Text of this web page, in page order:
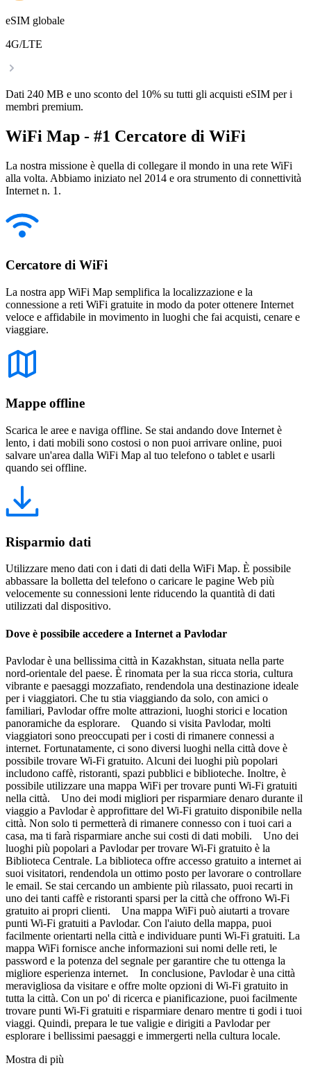
eSIM globale
4G/LTE
Dati 240 MB e uno sconto del 10% su tutti gli acquisti eSIM per i
membri premium.
WiFi Map - #1 Cercatore di WiFi
La nostra missione è quella di collegare il mondo in una rete WiFi
alla volta. Abbiamo iniziato nel 2014 e ora strumento di connettività
Internet n. 1.
Cercatore di WiFi
La nostra app WiFi Map semplifica la localizzazione e la
connessione a reti WiFi gratuite in modo da poter ottenere Internet
veloce e affidabile in movimento in luoghi che fai acquisti, cenare e
viaggiare.
Mappe offline
Scarica le aree e naviga offline. Se stai andando dove Internet è
lento, i dati mobili sono costosi o non puoi arrivare online, puoi
salvare un'area dalla WiFi Map al tuo telefono o tablet e usarli
quando sei offline.
Risparmio dati
Utilizzare meno dati con i dati di dati della WiFi Map. È possibile
abbassare la bolletta del telefono o caricare le pagine Web più
velocemente su connessioni lente riducendo la quantità di dati
utilizzati dal dispositivo.
Dove è possibile accedere a Internet a Pavlodar
Pavlodar è una bellissima città in Kazakhstan, situata nella parte
nord-orientale del paese. È rinomata per la sua ricca storia, cultura
vibrante e paesaggi mozzafiato, rendendola una destinazione ideale
per i viaggiatori. Che tu stia viaggiando da solo, con amici o
familiari, Pavlodar offre molte attrazioni, luoghi storici e location
panoramiche da esplorare. Quando si visita Pavlodar, molti
viaggiatori sono preoccupati per i costi di rimanere connessi a
internet. Fortunatamente, ci sono diversi luoghi nella città dove è
possibile trovare Wi-Fi gratuito. Alcuni dei luoghi più popolari
includono caffè, ristoranti, spazi pubblici e biblioteche. Inoltre, è
possibile utilizzare una mappa WiFi per trovare punti Wi-Fi gratuiti
nella città. Uno dei modi migliori per risparmiare denaro durante il
viaggio a Pavlodar è approfittare del Wi-Fi gratuito disponibile nella
città. Non solo ti permetterà di rimanere connesso con i tuoi cari a
casa, ma ti farà risparmiare anche sui costi di dati mobili. Uno dei
luoghi più popolari a Pavlodar per trovare Wi-Fi gratuito è la
Biblioteca Centrale. La biblioteca offre accesso gratuito a internet ai
suoi visitatori, rendendola un ottimo posto per lavorare o controllare
le email. Se stai cercando un ambiente più rilassato, puoi recarti in
uno dei tanti caffè e ristoranti sparsi per la città che offrono Wi-Fi
gratuito ai propri clienti. Una mappa WiFi può aiutarti a trovare
punti Wi-Fi gratuiti a Pavlodar. Con l'aiuto della mappa, puoi
facilmente orientarti nella città e individuare punti Wi-Fi gratuiti. La
mappa WiFi fornisce anche informazioni sui nomi delle reti, le
password e la potenza del segnale per garantire che tu ottenga la
migliore esperienza internet. In conclusione, Pavlodar è una città
meravigliosa da visitare e offre molte opzioni di Wi-Fi gratuito in
tutta la città. Con un po' di ricerca e pianificazione, puoi facilmente
trovare punti Wi-Fi gratuiti e risparmiare denaro mentre ti godi i tuoi
viaggi. Quindi, prepara le tue valigie e dirigiti a Pavlodar per
esplorare i bellissimi paesaggi e immergerti nella cultura locale.
Mostra di più